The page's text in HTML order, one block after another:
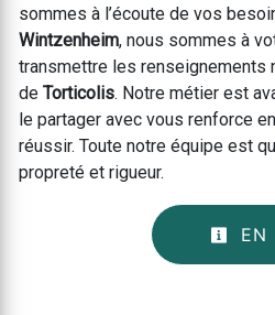
sommes à l’écoute de vos
Wintzenheim, nous sommes à
transmettre les renseignements
de Torticolis. Notre métier est
le partager avec vous renforce
réussir. Toute notre équipe est
propreté et rigueur.
EN